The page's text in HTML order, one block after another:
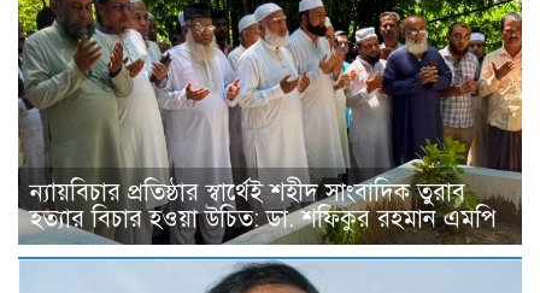
ন্যায়বিচার প্রতিষ্ঠার স্বার্থেই শহীদ সাংবাদিক তুরাব
হত্যার বিচার হওয়া উচিত: ডা. শফিকুর রহমান এমপি